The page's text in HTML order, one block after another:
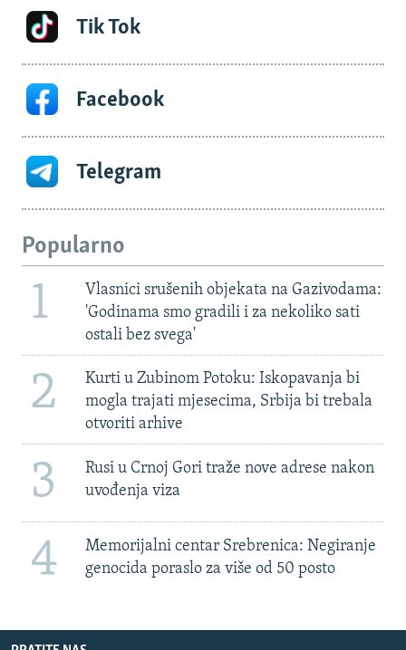
Tik Tok
Facebook
Telegram
Popularno
1
Vlasnici srušenih objekata na Gazivodama:
'Godinama smo gradili i za nekoliko sati
ostali bez svega'
2
Kurti u Zubinom Potoku: Iskopavanja bi
mogla trajati mjesecima, Srbija bi trebala
otvoriti arhive
3
Rusi u Crnoj Gori traže nove adrese nakon
uvođenja viza
4
Memorijalni centar Srebrenica: Negiranje
genocida poraslo za više od 50 posto